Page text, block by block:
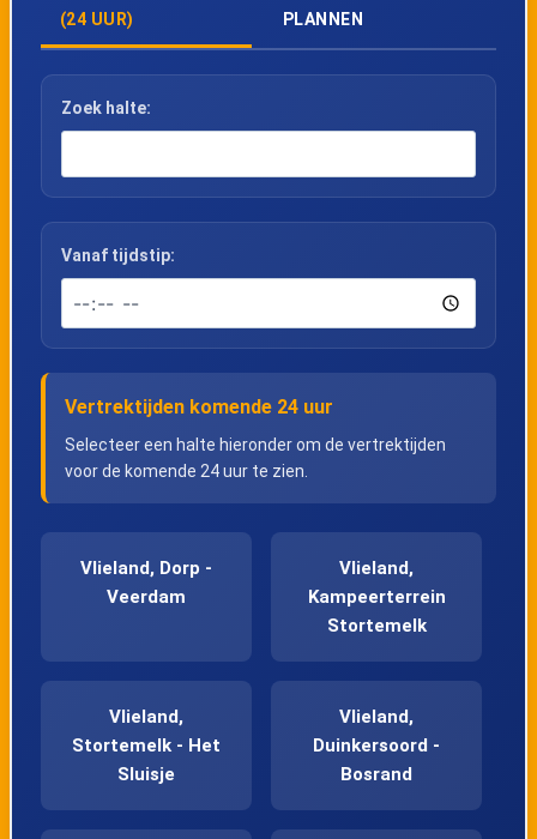
(24 UUR)
PLANNEN
Zoek halte:
Vanaf tijdstip:
Vertrektijden komende 24 uur
Selecteer een halte hieronder om de vertrektijden
voor de komende 24 uur te zien.
Vlieland, Dorp -
Veerdam
Vlieland,
Kampeerterrein
Stortemelk
Vlieland,
Stortemelk - Het
Sluisje
Vlieland,
Duinkersoord -
Bosrand